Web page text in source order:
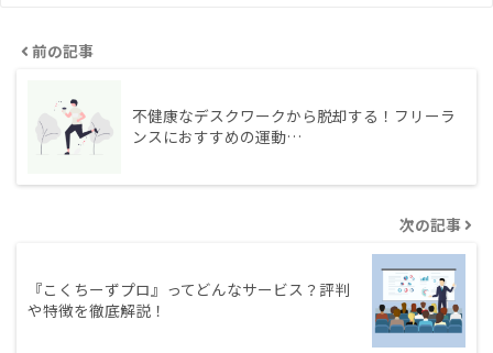
前の記事
不健康なデスクワークから脱却する！フリーラ
ンスにおすすめの運動…
次の記事
『こくちーずプロ』ってどんなサービス？評判
や特徴を徹底解説！